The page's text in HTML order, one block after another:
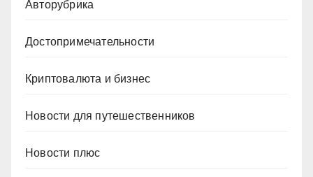
Авторубрика
Достопримечательности
Криптовалюта и бизнес
Новости для путешественников
Новости плюс